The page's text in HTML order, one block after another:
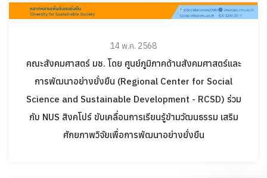
14 พ.ค. 2568
คณะสังคมศาสตร์ มช. โดย ศูนย์ภูมิภาคด้านสังคมศาสตร์และ
การพัฒนาอย่างยั่งยืน (Regional Center for Social
Science and Sustainable Development - RCSD) ร่วม
กับ NUS สิงคโปร์ ขับเคลื่อนการเรียนรู้ข้ามวัฒนธรรม เสริม
ศักยภาพวิจัยเพื่อการพัฒนาอย่างยั่งยืน